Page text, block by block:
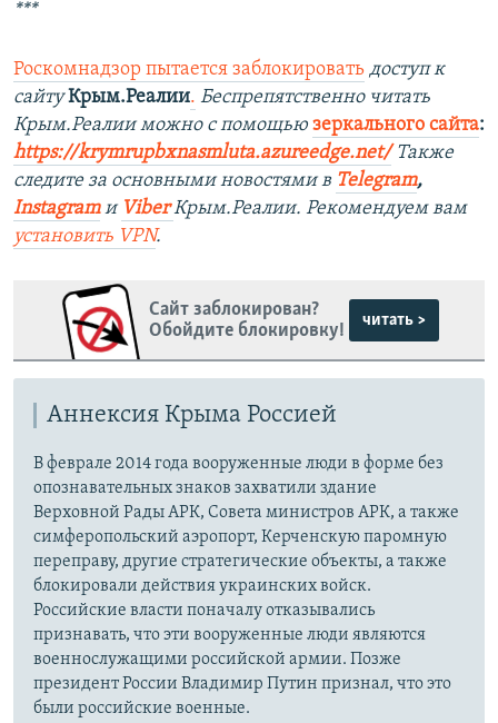
***
Роскомнадзор пытается заблокировать доступ к
сайтуКрым.Реалии. Беспрепятственно читать
Крым.Реалии можно с помощью зеркального сайта:
https://krymrupbxnasmluta.azureedge.net/ Также
следите за основными новостями в Telegram,
Instagram и ViberКрым.Реалии. Рекомендуем вам
установить VPN.
Сайт заблокирован?
Обойдите блокировку!
читать >
Аннексия Крыма Россией
В феврале 2014 года вооруженные люди в форме без
опознавательных знаков захватили здание
Верховной Рады АРК, Совета министров АРК, а также
симферопольский аэропорт, Керченскую паромную
переправу, другие стратегические объекты, а также
блокировали действия украинских войск.
Российские власти поначалу отказывались
признавать, что эти вооруженные люди являются
военнослужащими российской армии. Позже
президент России Владимир Путин признал, что это
были российские военные.